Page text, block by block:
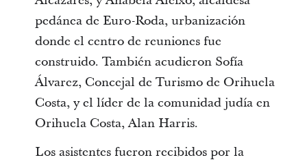
pedánea de Euro-Roda, urbanización
donde el centro de reuniones fue
construido. También acudieron Sofía
Álvarez, Concejal de Turismo de Orihuela
Costa, y el líder de la comunidad judía en
Orihuela Costa, Alan Harris.
Los asistentes fueron recibidos por la